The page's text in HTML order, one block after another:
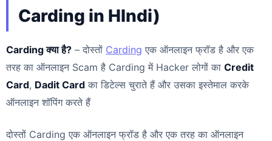
Carding in HIndi)
Carding क्या है? – दोस्तों Carding एक ऑनलाइन फ्रॉड है और एक
तरह का ऑनलाइन Scam है Carding में Hacker लोगों का Credit
Card, Dadit Card का डिटेल्स चुराते हैं और उसका इस्तेमाल करके
ऑनलाइन शॉपिंग करते हैं
दोस्तों Carding एक ऑनलाइन फ्रॉड है और एक तरह का ऑनलाइन